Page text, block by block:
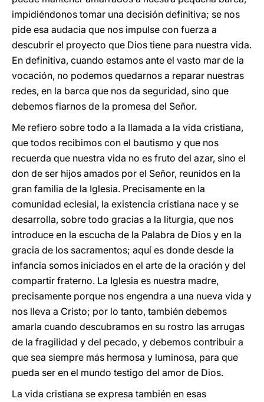
impidiéndonos tomar una decisión definitiva; se nos
pide esa audacia que nos impulse con fuerza a
descubrir el proyecto que Dios tiene para nuestra vida.
En definitiva, cuando estamos ante el vasto mar de la
vocación, no podemos quedarnos a reparar nuestras
redes, en la barca que nos da seguridad, sino que
debemos fiarnos de la promesa del Señor.
Me refiero sobre todo a la llamada a la vida cristiana,
que todos recibimos con el bautismo y que nos
recuerda que nuestra vida no es fruto del azar, sino el
don de ser hijos amados por el Señor, reunidos en la
gran familia de la Iglesia. Precisamente en la
comunidad eclesial, la existencia cristiana nace y se
desarrolla, sobre todo gracias a la liturgia, que nos
introduce en la escucha de la Palabra de Dios y en la
gracia de los sacramentos; aquí es donde desde la
infancia somos iniciados en el arte de la oración y del
compartir fraterno. La Iglesia es nuestra madre,
precisamente porque nos engendra a una nueva vida y
nos lleva a Cristo; por lo tanto, también debemos
amarla cuando descubramos en su rostro las arrugas
de la fragilidad y del pecado, y debemos contribuir a
que sea siempre más hermosa y luminosa, para que
pueda ser en el mundo testigo del amor de Dios.
La vida cristiana se expresa también en esas